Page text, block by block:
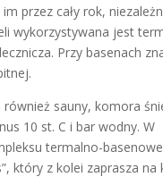
przez cały rok,
wykorzystywana jest
Przy basenach
również sauny, komora
10 st. C i bar wodny. W
termalno-
który z kolei zaprasza na